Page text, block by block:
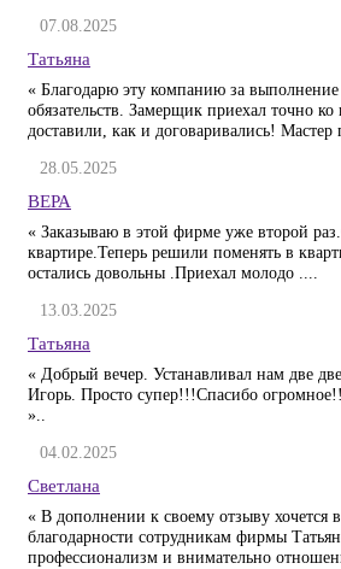
07.08.2025
Татьяна
« Благодарю эту компанию за
обязательств. Замерщик приехал точно
доставили, как и договаривались! Мастер
28.05.2025
ВЕРА
« Заказываю в этой фирме уже второй
квартире.Теперь решили поменять в
остались довольны .Приехал молодо ....
13.03.2025
Татьяна
« Добрый вечер. Устанавливал нам две
Игорь. Просто супер!!!Спасибо
»..
04.02.2025
Светлана
« В дополнении к своему отзыву хочется
благодарности сотрудникам фирмы
профессионализм и внимательно